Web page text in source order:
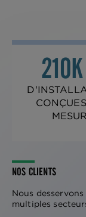
NOS CLIENTS
Nous
multiples